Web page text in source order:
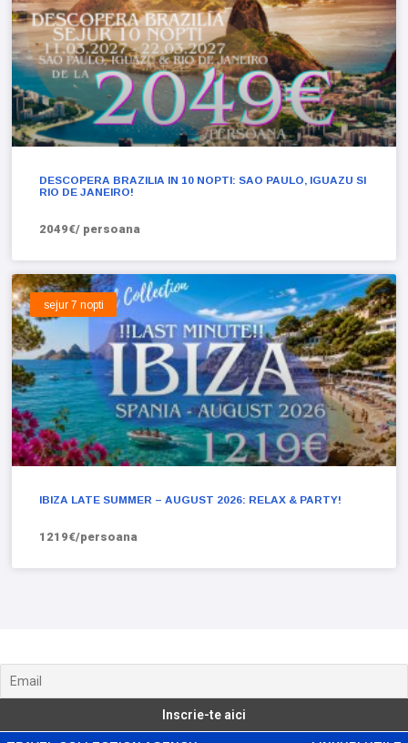
DESCOPERA BRAZILIA IN 10 NOPTI: SAO PAULO, IGUAZU SI
RIO DE JANEIRO!
2049€/ persoana
sejur 7 nopti
IBIZA LATE SUMMER – AUGUST 2026: RELAX & PARTY!
1219€/persoana